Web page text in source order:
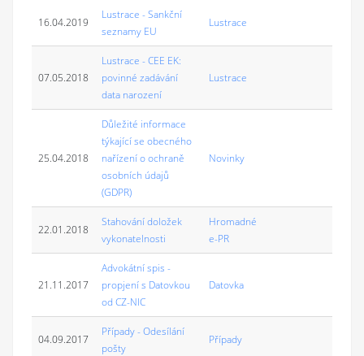
16.04.2019
Lustrace - Sankční
seznamy EU
Lustrace
07.05.2018
Lustrace - CEE EK:
povinné zadávání
data narození
Lustrace
25.04.2018
Důležité informace
týkající se obecného
nařízení o ochraně
osobních údajů
(GDPR)
Novinky
22.01.2018
Stahování doložek
vykonatelnosti
Hromadné
e-PR
21.11.2017
Advokátní spis -
propjení s Datovkou
od CZ-NIC
Datovka
04.09.2017
Případy - Odesílání
pošty
Případy